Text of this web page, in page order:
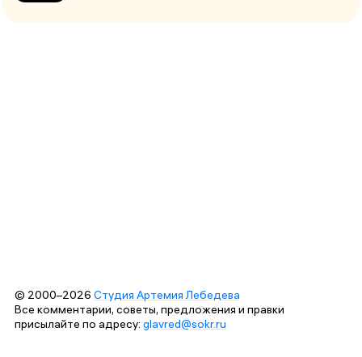
© 2000–2026 Студия Артемия Лебедева
Все комментарии, советы, предложения и правки
присылайте по адресу: glavred@sokr.ru